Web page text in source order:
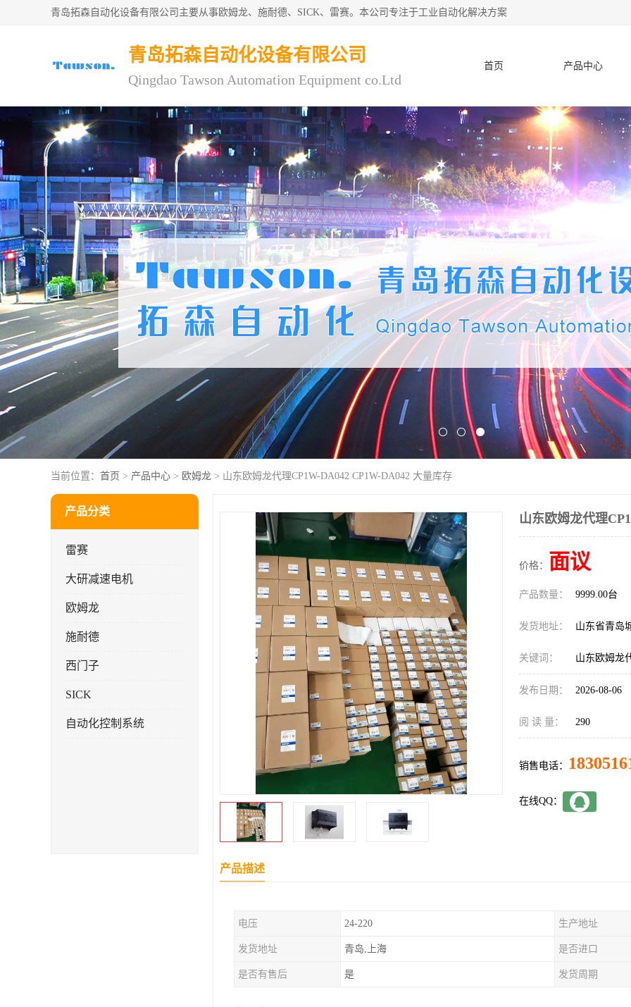
青岛拓森自动化设备有限公司主要从事欧姆龙、施耐德、SICK、雷赛。本公司专注于工业自动化解决方案
青岛拓森自动化设备有限公司
Qingdao Tawson Automation Equipment co.Ltd
首页 产品中心
人才招聘
当前位置： 首页 > 产品中心 > 欧姆龙 > 山东欧姆龙代理CP1W-DA042 CP1W-DA042 大量库存
产品分类
雷赛
大研减速电机
欧姆龙
施耐德
西门子
SICK
自动化控制系统
山东欧姆龙代理
价格： 面议
产品数量： 9999.00台
发货地址： 山东省青岛
关键词： 山东欧姆龙
发布日期： 2026-08-06
阅 读 量： 290
销售电话：
在线QQ：
产品描述
电压 24-220 生产地址
发货地址 青岛,上海 是否进口
是否有售后 是 发货周期